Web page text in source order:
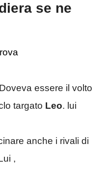
se ne
essere il volto
targato Leo. lui
anche i rivali di
,